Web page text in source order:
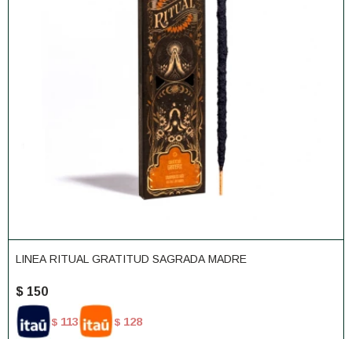
LINEA RITUAL GRATITUD SAGRADA MADRE
$ 150
$ 113 $ 128